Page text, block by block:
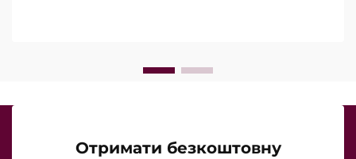
Отримати безкоштовну